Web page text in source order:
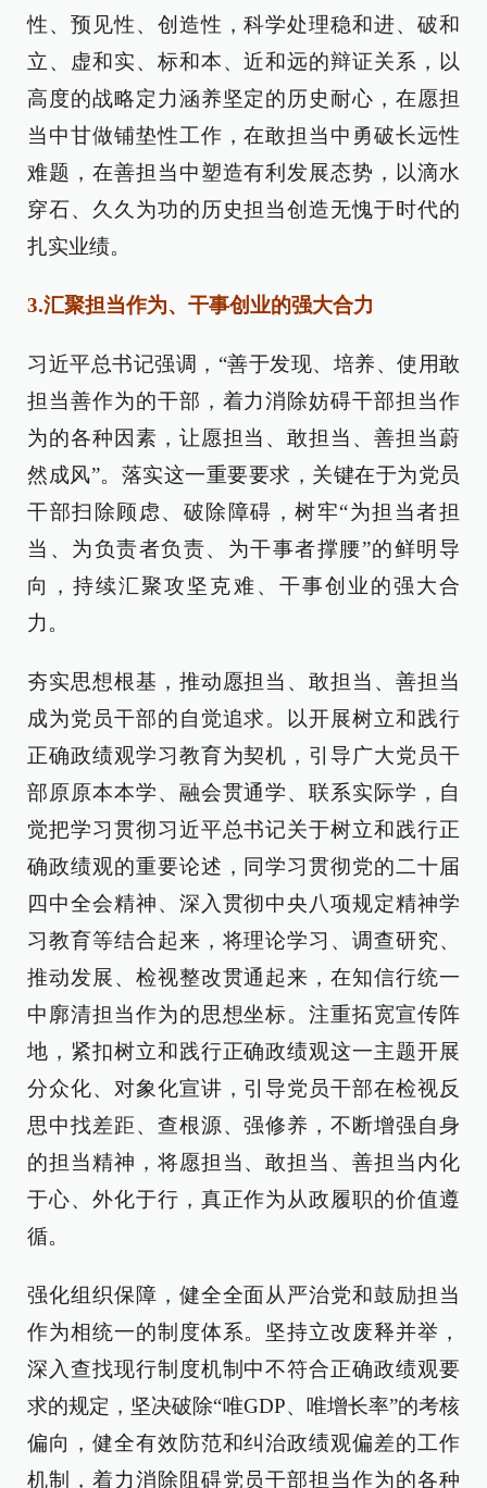
性、预见性、创造性，科学处理稳和进、破和
立、虚和实、标和本、近和远的辩证关系，以
高度的战略定力涵养坚定的历史耐心，在愿担
当中甘做铺垫性工作，在敢担当中勇破长远性
难题，在善担当中塑造有利发展态势，以滴水
穿石、久久为功的历史担当创造无愧于时代的
扎实业绩。
3.汇聚担当作为、干事创业的强大合力
习近平总书记强调，“善于发现、培养、使用敢
担当善作为的干部，着力消除妨碍干部担当作
为的各种因素，让愿担当、敢担当、善担当蔚
然成风”。落实这一重要要求，关键在于为党员
干部扫除顾虑、破除障碍，树牢“为担当者担
当、为负责者负责、为干事者撑腰”的鲜明导
向，持续汇聚攻坚克难、干事创业的强大合
力。
夯实思想根基，推动愿担当、敢担当、善担当
成为党员干部的自觉追求。以开展树立和践行
正确政绩观学习教育为契机，引导广大党员干
部原原本本学、融会贯通学、联系实际学，自
觉把学习贯彻习近平总书记关于树立和践行正
确政绩观的重要论述，同学习贯彻党的二十届
四中全会精神、深入贯彻中央八项规定精神学
习教育等结合起来，将理论学习、调查研究、
推动发展、检视整改贯通起来，在知信行统一
中廓清担当作为的思想坐标。注重拓宽宣传阵
地，紧扣树立和践行正确政绩观这一主题开展
分众化、对象化宣讲，引导党员干部在检视反
思中找差距、查根源、强修养，不断增强自身
的担当精神，将愿担当、敢担当、善担当内化
于心、外化于行，真正作为从政履职的价值遵
循。
强化组织保障，健全全面从严治党和鼓励担当
作为相统一的制度体系。坚持立改废释并举，
深入查找现行制度机制中不符合正确政绩观要
求的规定，坚决破除“唯GDP、唯增长率”的考核
偏向，健全有效防范和纠治政绩观偏差的工作
机制，着力消除阻碍党员干部担当作为的各种